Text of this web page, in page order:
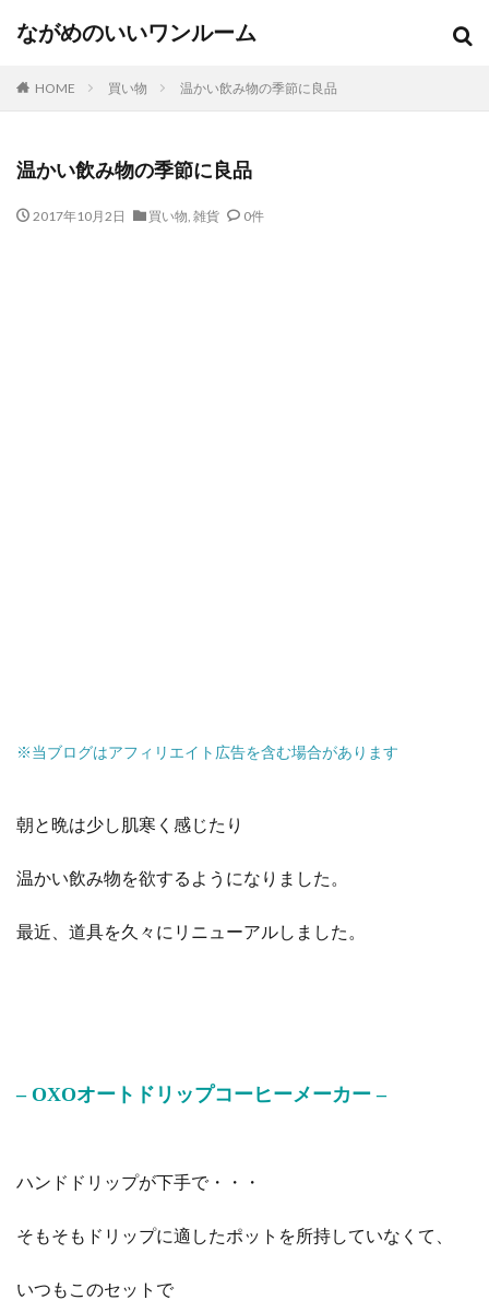
ながめのいいワンルーム
HOME 買い物 温かい飲み物の季節に良品
温かい飲み物の季節に良品
2017年10月2日 買い物, 雑貨 0件
※当ブログはアフィリエイト広告を含む場合があります
朝と晩は少し肌寒く感じたり
温かい飲み物を欲するようになりました。
最近、道具を久々にリニューアルしました。
– OXOオートドリップコーヒーメーカー –
ハンドドリップが下手で・・・
そもそもドリップに適したポットを所持していなくて、
いつもこのセットで